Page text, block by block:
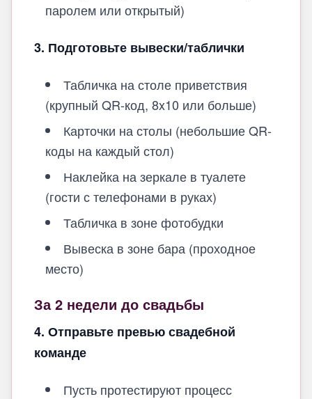
паролем или открытый)
3. Подготовьте вывески/таблички
Табличка на столе приветствия
(крупный QR-код, 8x10 или больше)
Карточки на столы (небольшие QR-
коды на каждый стол)
Наклейка на зеркале в туалете
(гости с телефонами в руках)
Табличка в зоне фотобудки
Вывеска в зоне бара (проходное
место)
За 2 недели до свадьбы
4. Отправьте превью свадебной
команде
Пусть протестируют процесс